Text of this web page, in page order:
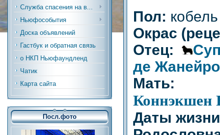
Служба спасения на в...
Ньюфособытия
Доска объявлений
Гастбук и обратная связь
о НКП Ньюфаундленд
Чатик
Карта сайта
Посл.фото
Пол: кобель
Окрас
Отец:
де Жанейро
Коннэкшен
Даты